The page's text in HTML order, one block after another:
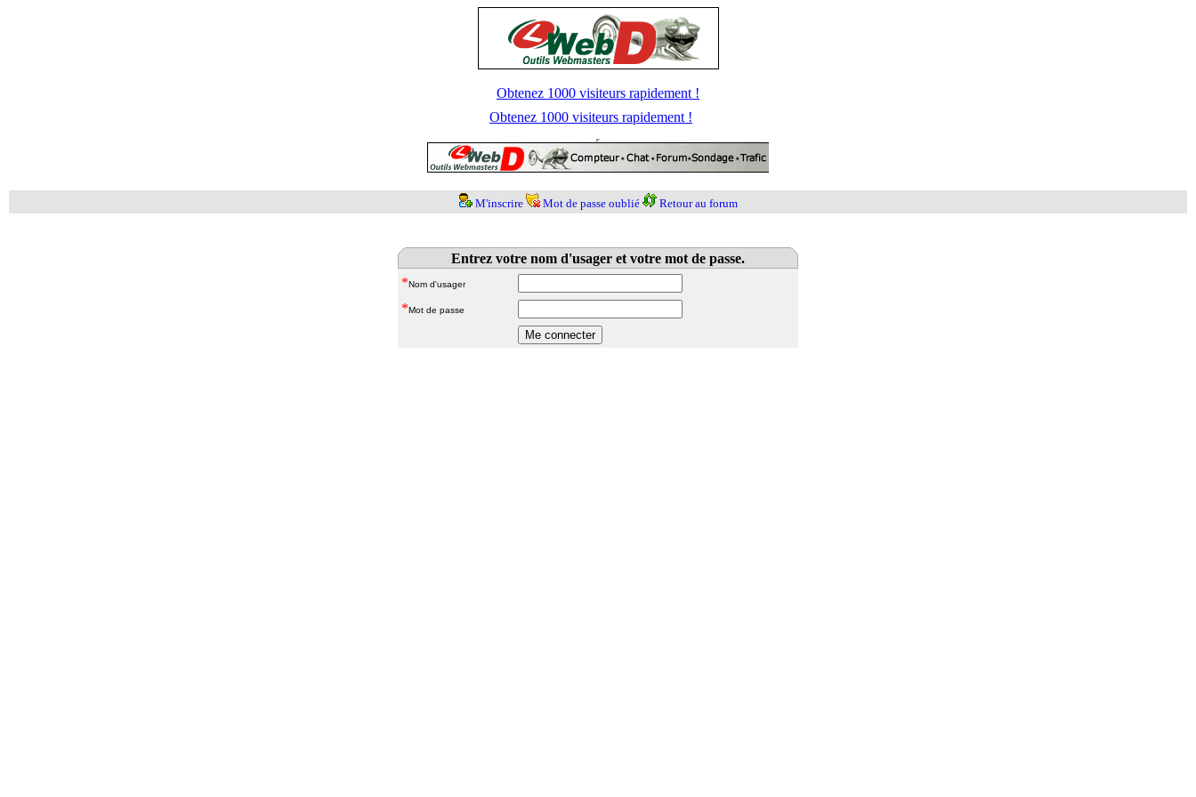
Obtenez 1000 visiteurs rapidement !
Obtenez 1000 visiteurs rapidement !
M'inscrire Mot de passe oublié Retour au forum
Entrez votre nom d'usager et votre mot de passe.
*Nom d'usager
*Mot de passe